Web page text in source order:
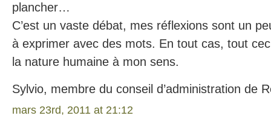
plancher…
C’est un vaste débat, mes réflexions sont un
à exprimer avec des mots. En tout cas, tout
la nature humaine à mon sens.
Sylvio, membre du conseil d’administration de
mars 23rd, 2011 at 21:12